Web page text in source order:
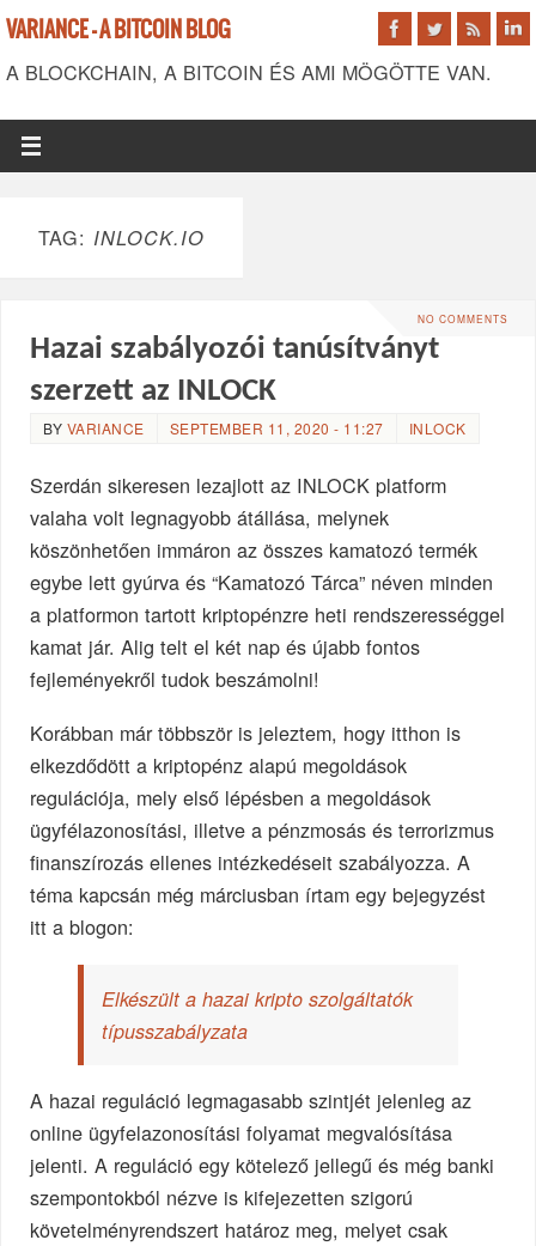
VARIANCE - A BITCOIN BLOG
A BLOCKCHAIN, A BITCOIN ÉS AMI MÖGÖTTE VAN.
TAG: INLOCK.IO
NO COMMENTS
Hazai szabályozói tanúsítványt
szerzett az INLOCK
BY VARIANCE SEPTEMBER 11, 2020 - 11:27 INLOCK
Szerdán sikeresen lezajlott az INLOCK platform
valaha volt legnagyobb átállása, melynek
köszönhetően immáron az összes kamatozó termék
egybe lett gyúrva és “Kamatozó Tárca” néven minden
a platformon tartott kriptopénzre heti rendszerességgel
kamat jár. Alig telt el két nap és újabb fontos
fejleményekről tudok beszámolni!
Korábban már többször is jeleztem, hogy itthon is
elkezdődött a kriptopénz alapú megoldások
regulációja, mely első lépésben a megoldások
ügyfélazonosítási, illetve a pénzmosás és terrorizmus
finanszírozás ellenes intézkedéseit szabályozza. A
téma kapcsán még márciusban írtam egy bejegyzést
itt a blogon:
Elkészült a hazai kripto szolgáltatók
típusszabályzata
A hazai reguláció legmagasabb szintjét jelenleg az
online ügyfelazonosítási folyamat megvalósítása
jelenti. A reguláció egy kötelező jellegű és még banki
szempontokból nézve is kifejezetten szigorú
követelményrendszert határoz meg, melyet csak